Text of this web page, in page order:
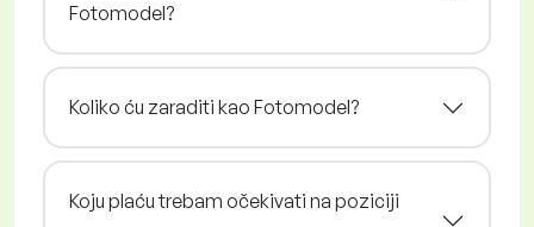
Fotomodel?
Koliko ću zaraditi kao Fotomodel?
Koju plaću trebam očekivati na poziciji